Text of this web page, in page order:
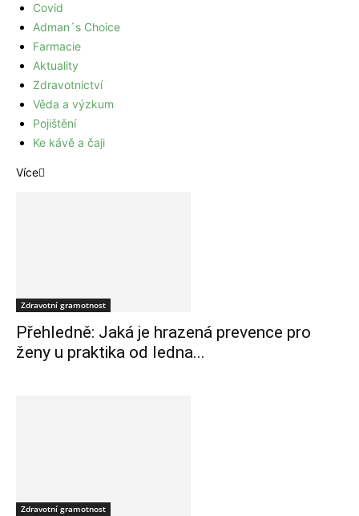
Covid
Adman´s Choice
Farmacie
Aktuality
Zdravotnictví
Věda a výzkum
Pojištění
Ke kávě a čaji
Více
Zdravotní gramotnost
Přehledně: Jaká je hrazená prevence pro
ženy u praktika od ledna...
Zdravotní gramotnost